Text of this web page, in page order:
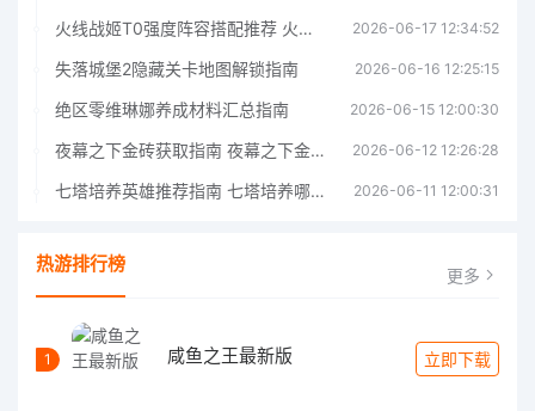
火线战姬T0强度阵容搭配推荐 火线战姬T0强度阵容哪个好 2026-06-17 12:34:52
失落城堡2隐藏关卡地图解锁指南 2026-06-16 12:25:15
绝区零维琳娜养成材料汇总指南 2026-06-15 12:00:30
夜幕之下金砖获取指南 夜幕之下金砖获取方法 2026-06-12 12:26:28
七塔培养英雄推荐指南 七塔培养哪个英雄好 2026-06-11 12:00:31
热游排行榜 更多
1 咸鱼之王最新版 立即下载